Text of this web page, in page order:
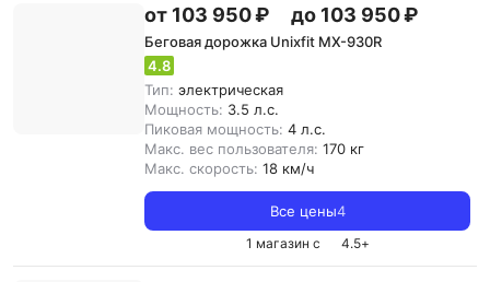
от 103 950 ₽ до 103 950 ₽
Беговая дорожка Unixfit MX-930R
4.8
Тип: электрическая
Мощность: 3.5 л.с.
Пиковая мощность: 4 л.с.
Макс. вес пользователя: 170 кг
Макс. скорость: 18 км/ч
Все цены4
1 магазин с 4.5+